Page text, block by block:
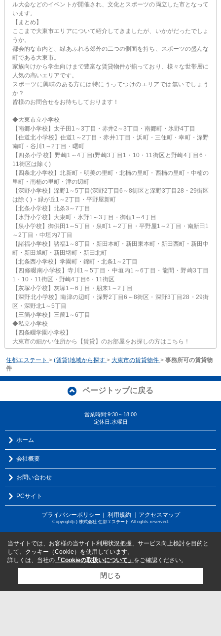
ル大会などのイベントが開催され、文化とスポーツの両立した市となって
います。
【まとめ】
ここまで大東市エリアについて紹介してきましたが、いかがだったでしょ
うか。
都会的な市内と、緑あふれる郊外の二つの側面を持ち、スポーツの盛んな
町である大東市。
家族向けから学生向けまで豊富な賃貸物件が揃っており、様々な世帯層に
人気の高いエリアです。
スポーツに興味のある方には特にうってつけのエリアでは無いでしょう
か？
皆様のお問合せをお待ちしております！
◆大東市立小学校
【南郷小学校】太子田1～3丁目・赤井2～3丁目・南郷町・氷野4丁目
【住道北小学校】住道1～2丁目・赤井1丁目・浜町・三住町・幸町・深野
南町・谷川1～2丁目・曙町
【四条小学校】野崎1～4丁目(野崎3丁目1・10・11街区と野崎4丁目6・
11街区は除く)
【四条北小学校】北新町・明美の里町・北楠の里町・西楠の里町・中楠の
里町・南楠の里町・津の辺町
【深野小学校】深野1～5丁目(深野2丁目6～8街区と深野3丁目28・29街区
は除く)・緑が丘1～2丁目・平野屋新町
【北条小学校】北条3～7丁目
【氷野小学校】大東町・氷野1～3丁目・御領1～4丁目
【泉小学校】御供田1～5丁目・泉町1～2丁目・平野屋1～2丁目・南新田1
～2丁目・中垣内7丁目
【諸福小学校】諸福1～8丁目・新田本町・新田東本町・新田西町・新田中
町・新田旭町・新田堺町・新田北町
【北条西小学校】学園町・錦町・北条1～2丁目
【四條畷南小学校】寺川1～5丁目・中垣内1～6丁目・龍間・野崎3丁目
1・10・11街区・野崎4丁目6・11街区
【灰塚小学校】灰塚1～6丁目・朋来1～2丁目
【深野北小学校】南津の辺町・深野2丁目6～8街区・深野3丁目28・29街
区・深野北1～5丁目
【三箇小学校】三箇1～6丁目
◆私立小学校
【四条畷学園小学校】
大東市の細かい住所から【賃貸】のお部屋をお探しの方はこちら！
住都エステート > (賃貸)地域から探す > 大東市の賃貸物件 > 事務所可の賃貸物
件
ページトップに戻る
営業時間:9:30～18:00
定休日:水曜日
ホーム
会社概要
お問い合わせ
PCサイト
プライバシーポリシー ｜ 利用規約 ｜アクセスマップ
Copyright(c) 株式会社 住都エステート All rights reserved.
当サイトでは、お客様の当サイト利用状況把握、サービス向上検討を目的と
して、クッキー（Cookie）を使用しています。
詳しくは、当社の 「Cookieの取扱いについて」 をご確認ください。
閉じる